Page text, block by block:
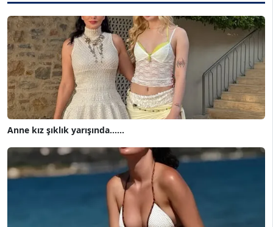
Anne kız şıklık yarışında......